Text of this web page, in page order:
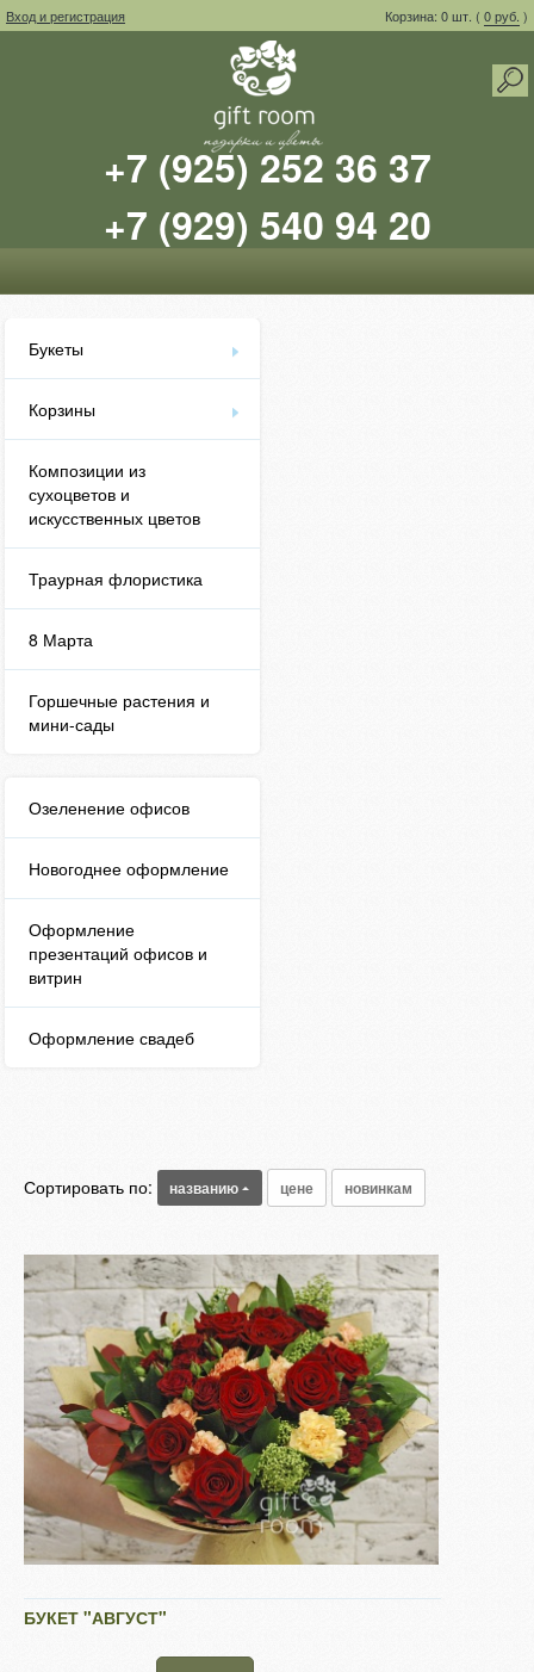
Вход и регистрация Корзина: 0 шт. ( 0 руб. )
+7 (925) 252 36 37
+7 (929) 540 94 20
Букеты
Корзины
Композиции из
сухоцветов и
искусственных цветов
Траурная флористика
8 Марта
Горшечные растения и
мини-сады
Озеленение офисов
Новогоднее оформление
Оформление
презентаций офисов и
витрин
Оформление свадеб
Сортировать по: названию цене новинкам
БУКЕТ "АВГУСТ"